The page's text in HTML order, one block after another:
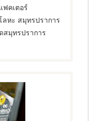
คเตอร์
ลหะ สมุทรปราการ
สมุทรปราการ